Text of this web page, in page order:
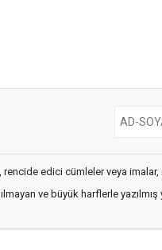
rencide edici cümleler veya imalar,
ve büyük harflerle